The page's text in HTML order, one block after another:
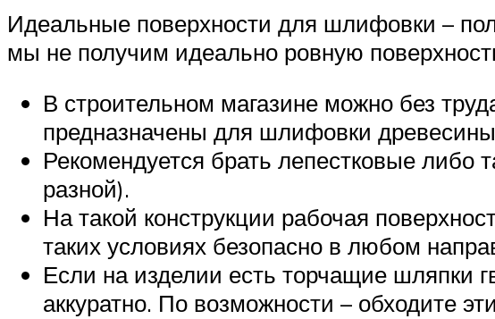
Идеальные поверхности для шлифовки –
мы не получим идеально ровную
В строительном магазине можно без
предназначены для шлифовки
Рекомендуется брать лепестковые либо
разной).
На такой конструкции рабочая
таких условиях безопасно в любом
Если на изделии есть торчащие шляпки
аккуратно. По возможности – обходите